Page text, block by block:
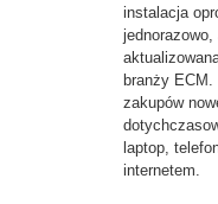
instalacja
branży
zakupów
laptop,
internetem.